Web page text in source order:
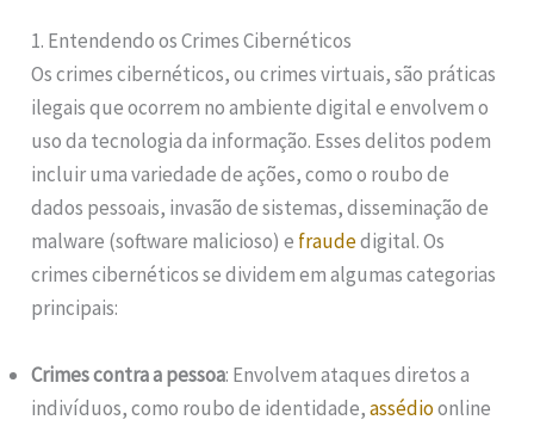
1. Entendendo os Crimes Cibernéticos
Os crimes cibernéticos, ou crimes virtuais, são práticas
ilegais que ocorrem no ambiente digital e envolvem o
uso da tecnologia da informação. Esses delitos podem
incluir uma variedade de ações, como o roubo de
dados pessoais, invasão de sistemas, disseminação de
malware (software malicioso) e fraudedigital. Os
crimes cibernéticos se dividem em algumas categorias
principais:
Crimes contra a pessoa: Envolvem ataques diretos a
indivíduos, como roubo de identidade,assédioonline